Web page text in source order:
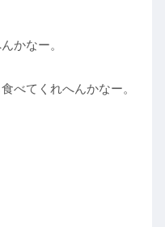
かなー。
べてくれへんかなー。